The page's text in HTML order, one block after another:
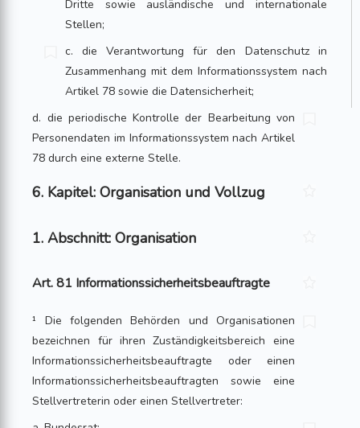
Dritte sowie ausländische und internationale
Stellen;
c. die Verantwortung für den Datenschutz in
Zusammenhang mit dem Informationssystem nach
Artikel 78 sowie die Datensicherheit;
d. die periodische Kontrolle der Bearbeitung von
Personendaten im Informationssystem nach Artikel
78 durch eine externe Stelle.
6. Kapitel: Organisation und Vollzug
1. Abschnitt: Organisation
Art. 81 Informationssicherheitsbeauftragte
¹ Die folgenden Behörden und Organisationen
bezeichnen für ihren Zuständigkeitsbereich eine
Informationssicherheitsbeauftragte oder einen
Informationssicherheitsbeauftragten sowie eine
Stellvertreterin oder einen Stellvertreter: